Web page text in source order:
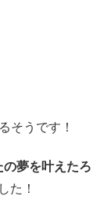
そうです！
の夢を叶えたろ
た！